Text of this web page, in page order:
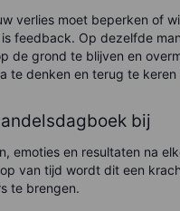
verlies moet beperken of
feedback. Op dezelfde
de grond te blijven en
te denken en terug te
bij
emoties en resultaten na
van tijd wordt dit een
te brengen.